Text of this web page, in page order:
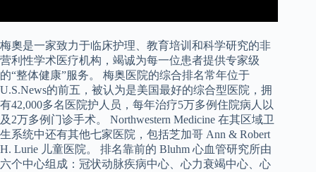
梅奧是一家致力于临床护理、教育培训和科学研究的非
营利性学术医疗机构，竭诚为每一位患者提供专家级
的“整体健康”服务。 梅奥医院的综合排名常年位于
U.S.News的前五，被认为是美国最好的综合型医院，拥
有42,000多名医院护人员，每年治疗5万多例住院病人以
及2万多例门诊手术。 Northwestern Medicine 在其区域卫
生系统中还有其他七家医院，包括芝加哥 Ann & Robert
H. Lurie 儿童医院。 排名靠前的 Bluhm 心血管研究所由
六个中心组成：冠状动脉疾病中心、心力衰竭中心、心